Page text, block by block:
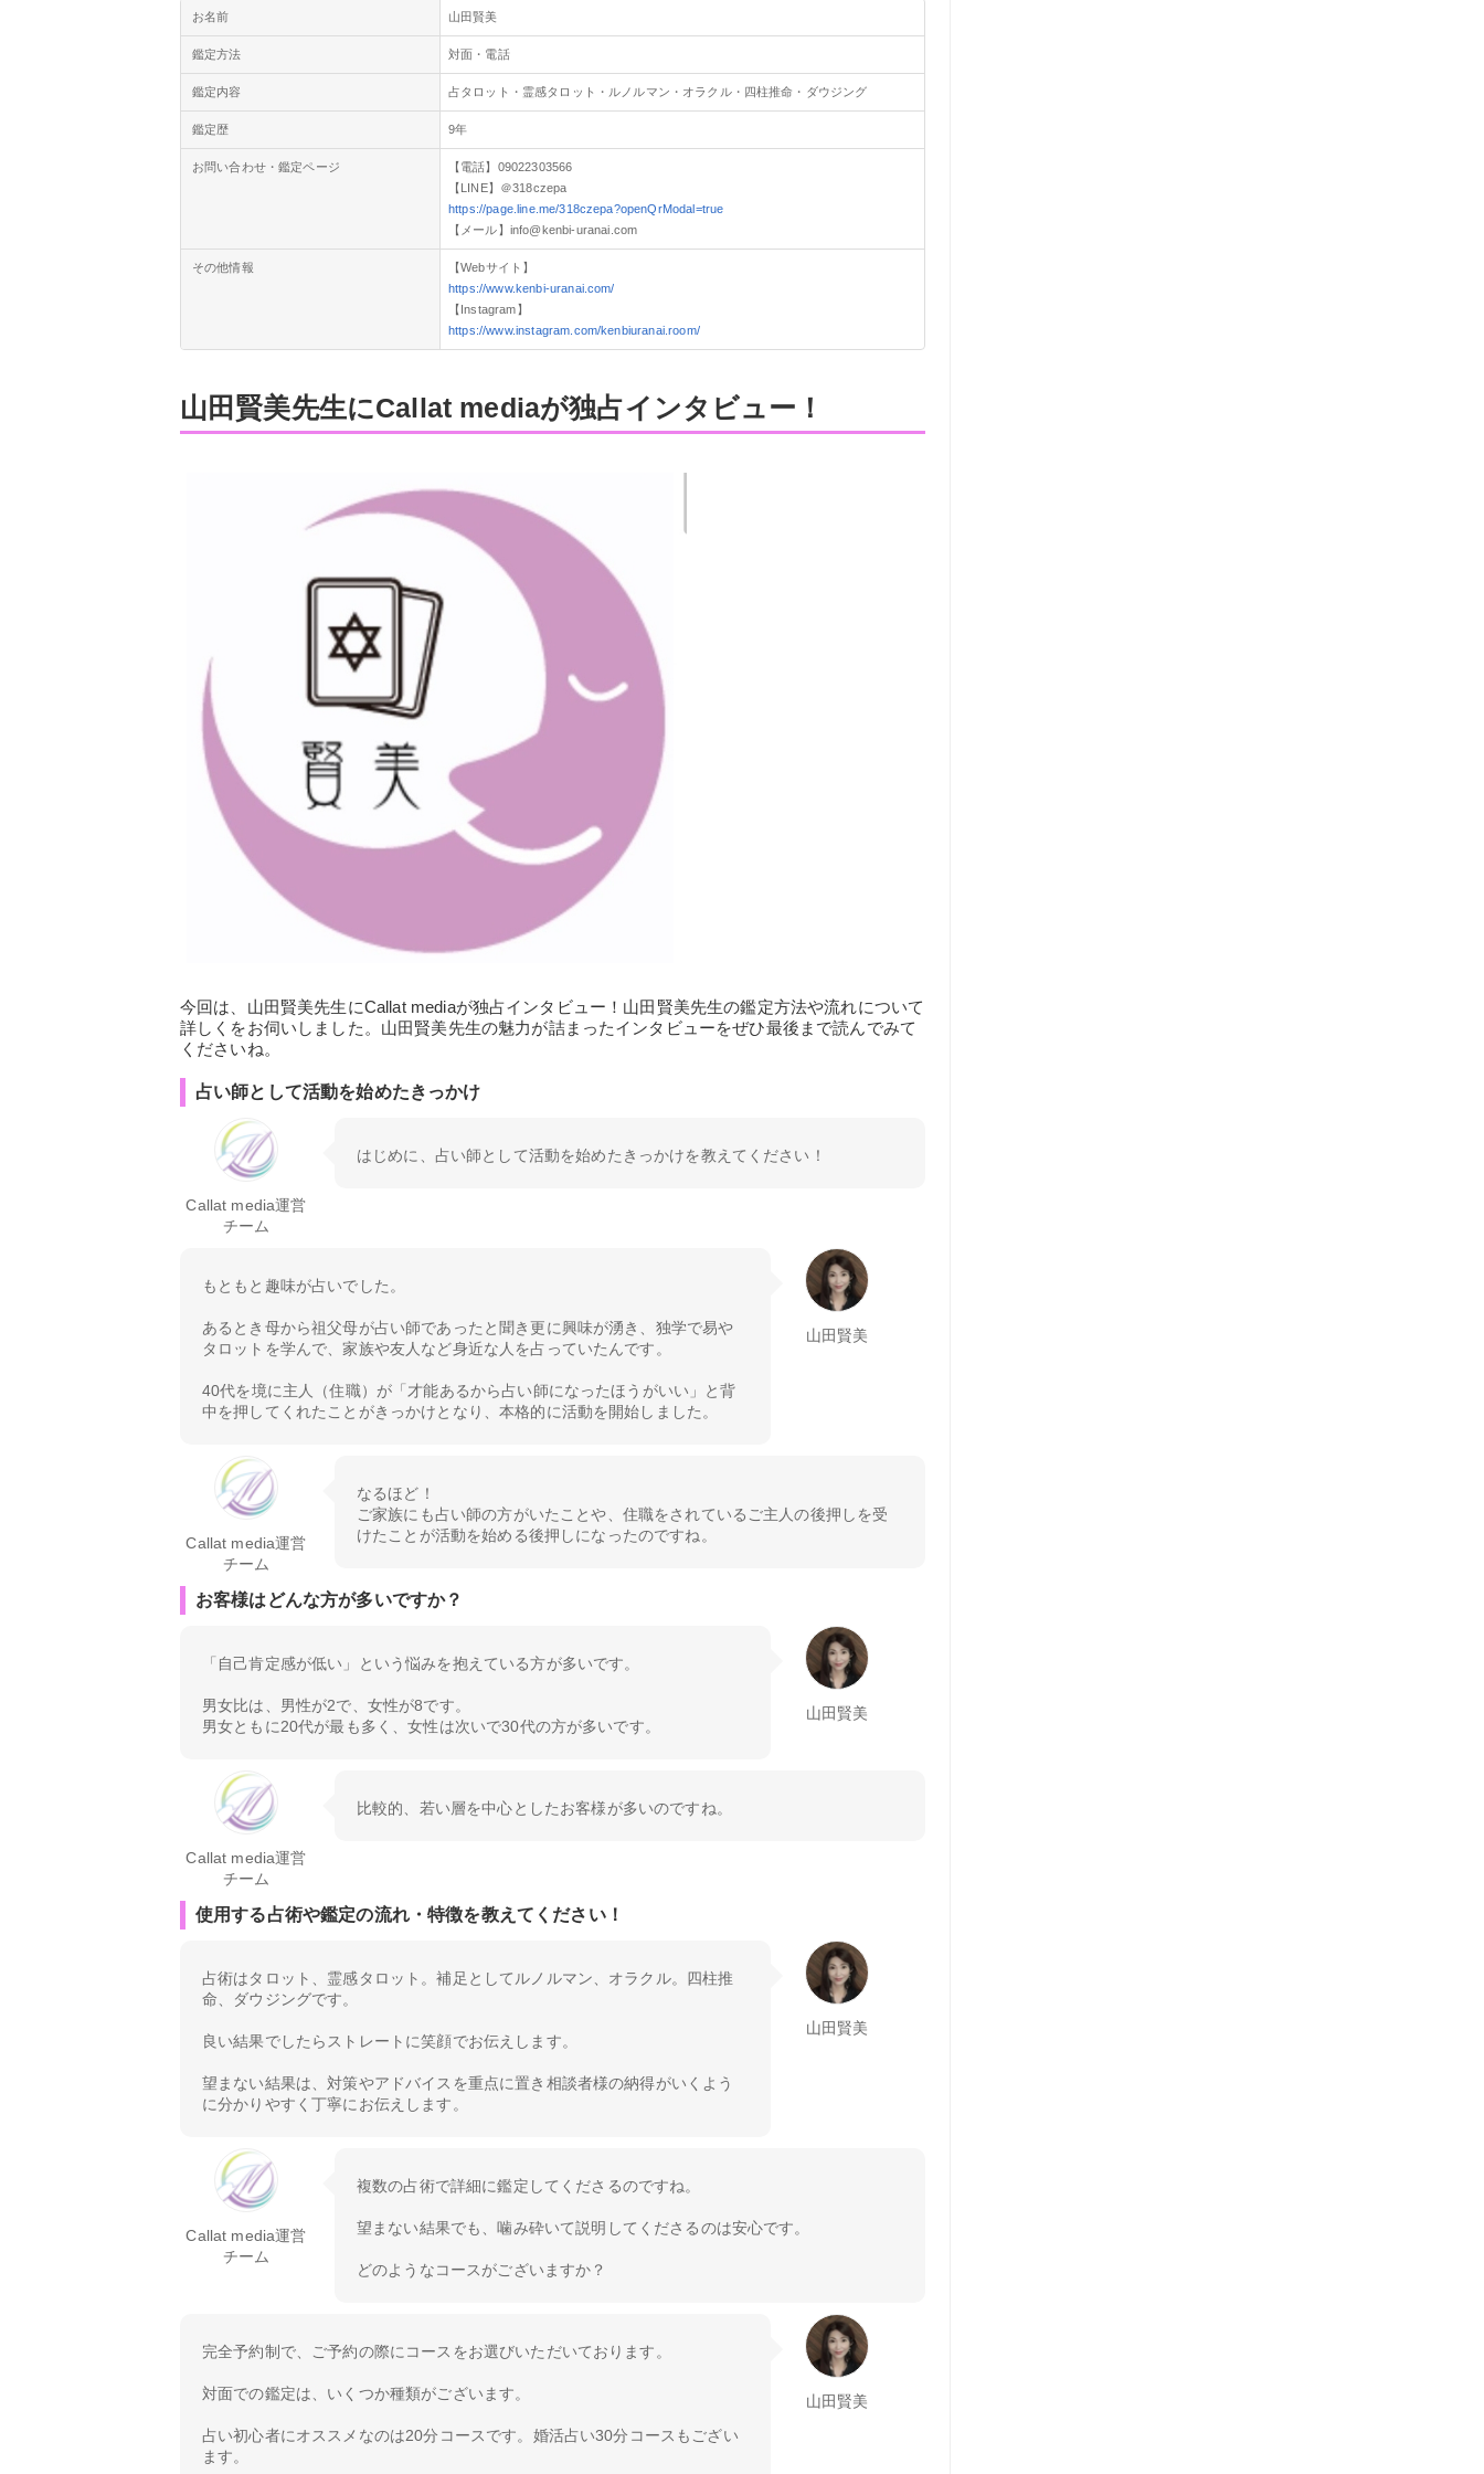
お名前 山田賢美
鑑定方法 対面・電話
鑑定内容 占タロット・霊感タロット・ルノルマン・オラクル・四柱推命・ダウジング
鑑定歴 9年
お問い合わせ・鑑定ページ
【電話】09022303566
【LINE】＠318czepa
https://page.line.me/318czepa?openQrModal=true
【メール】info@kenbi-uranai.com
その他情報
【Webサイト】
https://www.kenbi-uranai.com/
【Instagram】
https://www.instagram.com/kenbiuranai.room/
山田賢美先生にCallat mediaが独占インタビュー！
今回は、山田賢美先生にCallat mediaが独占インタビュー！山田賢美先生の鑑定方法や流れについて
詳しくをお伺いしました。山田賢美先生の魅力が詰まったインタビューをぜひ最後まで読んでみて
くださいね。
占い師として活動を始めたきっかけ
Callat media運営
チーム
はじめに、占い師として活動を始めたきっかけを教えてください！
山田賢美
もともと趣味が占いでした。
あるとき母から祖父母が占い師であったと聞き更に興味が湧き、独学で易や
タロットを学んで、家族や友人など身近な人を占っていたんです。
40代を境に主人（住職）が「才能あるから占い師になったほうがいい」と背
中を押してくれたことがきっかけとなり、本格的に活動を開始しました。
Callat media運営
チーム
なるほど！
ご家族にも占い師の方がいたことや、住職をされているご主人の後押しを受
けたことが活動を始める後押しになったのですね。
お客様はどんな方が多いですか？
山田賢美
「自己肯定感が低い」という悩みを抱えている方が多いです。
男女比は、男性が2で、女性が8です。
男女ともに20代が最も多く、女性は次いで30代の方が多いです。
Callat media運営
チーム
比較的、若い層を中心としたお客様が多いのですね。
使用する占術や鑑定の流れ・特徴を教えてください！
山田賢美
占術はタロット、霊感タロット。補足としてルノルマン、オラクル。四柱推
命、ダウジングです。
良い結果でしたらストレートに笑顔でお伝えします。
望まない結果は、対策やアドバイスを重点に置き相談者様の納得がいくよう
に分かりやすく丁寧にお伝えします。
Callat media運営
チーム
複数の占術で詳細に鑑定してくださるのですね。
望まない結果でも、噛み砕いて説明してくださるのは安心です。
どのようなコースがございますか？
山田賢美
完全予約制で、ご予約の際にコースをお選びいただいております。
対面での鑑定は、いくつか種類がございます。
占い初心者にオススメなのは20分コースです。婚活占い30分コースもござい
ます。